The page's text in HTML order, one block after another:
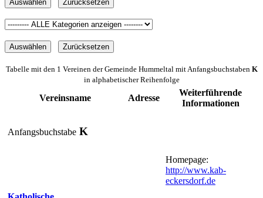
Tabelle mit den 1 Vereinen der Gemeinde Hummeltal mit Anfangsbuchstaben K
in alphabetischer Reihenfolge
Vereinsname Adresse
Weiterführende
Informationen
Anfangsbuchstabe K
Homepage:
http://www.kab-
eckersdorf.de